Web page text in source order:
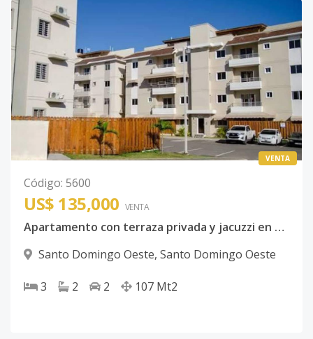
VENTA
Código: 5600
US$ 135,000 VENTA
Apartamento con terraza privada y jacuzzi en proyecto cerrado
Santo Domingo Oeste, Santo Domingo Oeste
3 2 2 107 Mt2